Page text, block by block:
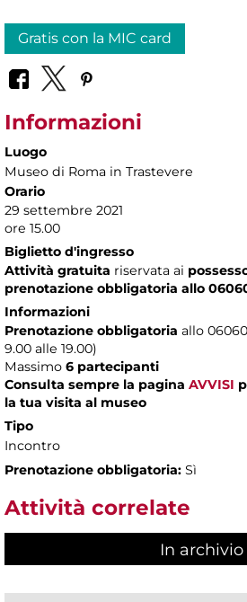
Gratis con la MIC card
Informazioni
Luogo
Museo di Roma in Trastevere
Orario
29 settembre 2021
ore 15.00
Biglietto d'ingresso
Attività gratuita riservata ai
prenotazione obbligatoria allo
Informazioni
Prenotazione obbligatoria allo
9.00 alle 19.00)
Massimo 6 partecipanti
Consulta sempre la pagina AVVISI
la tua visita al museo
Tipo
Incontro
Prenotazione obbligatoria: Sì
Attività correlate
In archivio